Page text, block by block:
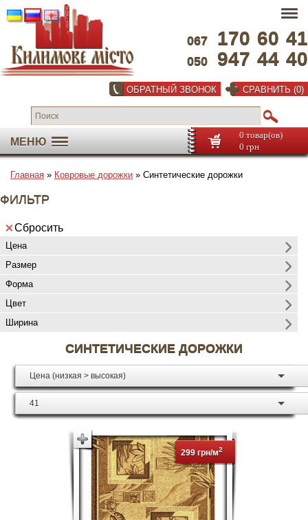
067 170 60 41
050 947 44 40
ОБРАТНЫЙ ЗВОНОК СРАВНИТЬ (0)
МЕНЮ
0 товар(ов)
0 грн
Главная » Ковровые дорожки » Синтетические дорожки
ФИЛЬТР
Сбросить
Цена
Размер
Форма
Цвет
Ширина
СИНТЕТИЧЕСКИЕ ДОРОЖКИ
Цена (низкая > высокая)
41
299 грн/м2